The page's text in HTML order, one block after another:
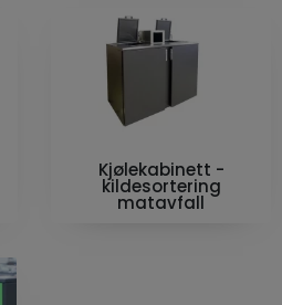
Kjølekabinett -
kildesortering
matavfall